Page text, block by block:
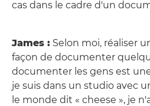
cas dans le cadre d'un
James : Selon moi, réaliser
façon de documenter
documenter les gens est
je suis dans un studio avec
le monde dit « cheese », je